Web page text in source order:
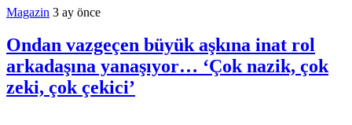
Magazin 3 ay önce
Ondan vazgeçen büyük aşkına inat rol
arkadaşına yanaşıyor… ‘Çok nazik, çok
zeki, çok çekici’